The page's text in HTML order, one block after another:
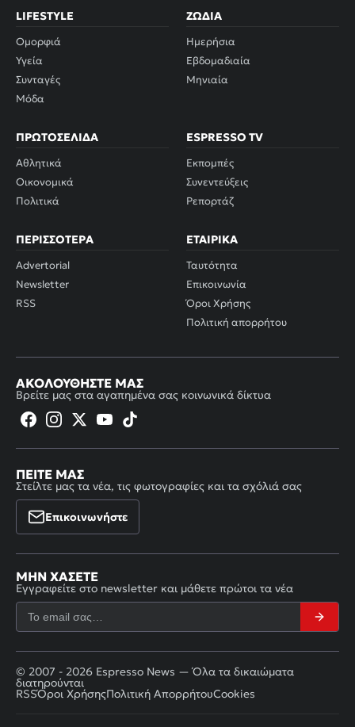
LIFESTYLE
Ομορφιά
Υγεία
Συνταγές
Μόδα
ΖΏΔΙΑ
Ημερήσια
Εβδομαδιαία
Μηνιαία
ΠΡΩΤΟΣΈΛΙΔΑ
Αθλητικά
Οικονομικά
Πολιτικά
ESPRESSO TV
Εκπομπές
Συνεντεύξεις
Ρεπορτάζ
ΠΕΡΙΣΣΌΤΕΡΑ
Advertorial
Newsletter
RSS
ΕΤΑΙΡΙΚΆ
Ταυτότητα
Επικοινωνία
Όροι Χρήσης
Πολιτική απορρήτου
ΑΚΟΛΟΥΘΉΣΤΕ ΜΑΣ
Βρείτε μας στα αγαπημένα σας κοινωνικά δίκτυα
ΠΕΊΤΕ ΜΑΣ
Στείλτε μας τα νέα, τις φωτογραφίες και τα σχόλιά σας
Επικοινωνήστε
ΜΗΝ ΧΆΣΕΤΕ
Εγγραφείτε στο newsletter και μάθετε πρώτοι τα νέα
© 2007 - 2026 Espresso News — Όλα τα δικαιώματα
διατηρούνται
RSSΌροι ΧρήσηςΠολιτική ΑπορρήτουCookies